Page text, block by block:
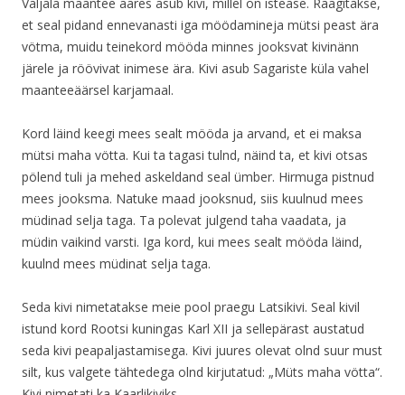
Valjala maantee ääres asub kivi, millel on istease. Räägitakse,
et seal pidand ennevanasti iga möödamineja mütsi peast ära
vötma, muidu teinekord mööda minnes jooksvat kivinänn
järele ja röövivat inimese ära. Kivi asub Sagariste küla vahel
maanteeäärsel karjamaal.
Kord läind keegi mees sealt mööda ja arvand, et ei maksa
mütsi maha vötta. Kui ta tagasi tulnd, näind ta, et kivi otsas
pölend tuli ja mehed askeldand seal ümber. Hirmuga pistnud
mees jooksma. Natuke maad jooksnud, siis kuulnud mees
müdinad selja taga. Ta polevat julgend taha vaadata, ja
müdin vaikind varsti. Iga kord, kui mees sealt mööda läind,
kuulnd mees müdinat selja taga.
Seda kivi nimetatakse meie pool praegu Latsikivi. Seal kivil
istund kord Rootsi kuningas Karl XII ja sellepärast austatud
seda kivi peapaljastamisega. Kivi juures olevat olnd suur must
silt, kus valgete tähtedega olnd kirjutatud: „Müts maha vötta“.